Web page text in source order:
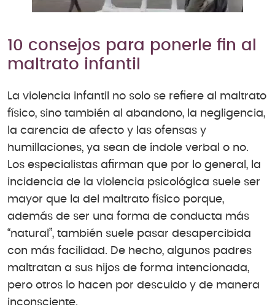
10 consejos para ponerle fin al
maltrato infantil
La violencia infantil no solo se refiere al maltrato
físico, sino también al abandono, la negligencia,
la carencia de afecto y las ofensas y
humillaciones, ya sean de índole verbal o no.
Los especialistas afirman que por lo general, la
incidencia de la violencia psicológica suele ser
mayor que la del maltrato físico porque,
además de ser una forma de conducta más
“natural”, también suele pasar desapercibida
con más facilidad. De hecho, algunos padres
maltratan a sus hijos de forma intencionada,
pero otros lo hacen por descuido y de manera
inconsciente.